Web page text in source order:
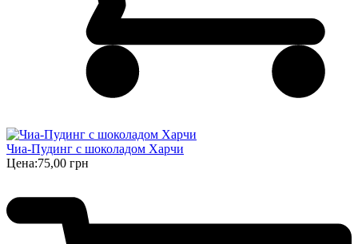
Чиа-Пудинг с шоколадом Харчи
Цена:75,00 грн